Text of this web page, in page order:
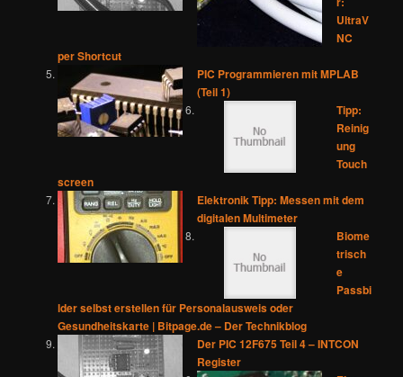
UltraV
NC
per Shortcut
PIC Programmieren mit MPLAB
(Teil 1)
Tipp:
Reinig
ung
Touch
screen
Elektronik Tipp: Messen mit dem
digitalen Multimeter
Biome
trisch
e
Passbi
lder selbst erstellen für Personalausweis oder
Gesundheitskarte | Bitpage.de – Der Technikblog
Der PIC 12F675 Teil 4 – INTCON
Register